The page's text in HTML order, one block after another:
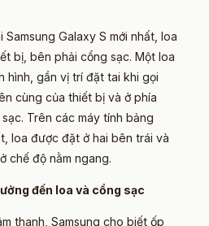
Galaxy S mới nhất, loa
bị, bên phải cổng sạc. Một loa
hình, gần vị trí đặt tai khi gọi
cùng của thiết bị và ở phía
Trên các máy tính bảng
loa được đặt ở hai bên trái và
chế độ nằm ngang.
đến loa và cổng sạc
thanh, Samsung cho biết ốp